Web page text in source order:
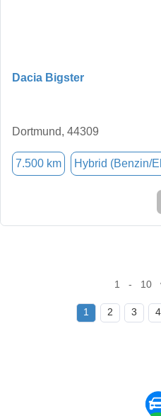
Dacia Bigster
Dortmund, 44309
7.500 km Hybrid (Benzin/
1 - 10
1 2 3 4